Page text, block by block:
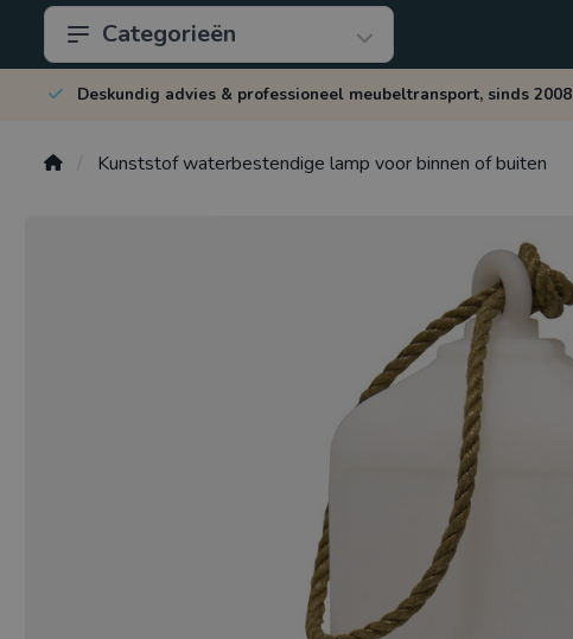
Categorieën
Deskundig advies & professioneel meubeltransport, sinds 2008
Kunststof waterbestendige lamp voor binnen of buiten